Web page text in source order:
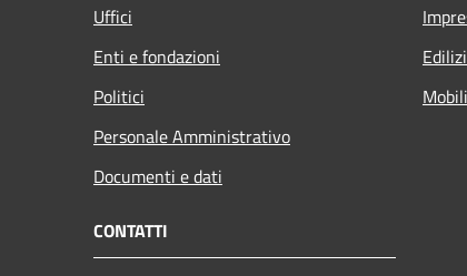
Uffici
Enti e fondazioni
Politici
Personale Amministrativo
Documenti e dati
CONTATTI